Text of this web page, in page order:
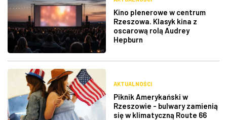
Kino plenerowe w centrum
Rzeszowa. Klasyk kina z
oscarową rolą Audrey
Hepburn
AKTUALNOŚCI
Piknik Amerykański w
Rzeszowie - bulwary zamienią
się w klimatyczną Route 66